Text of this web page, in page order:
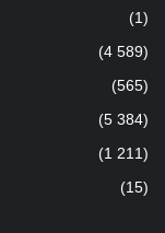
(1)
(4 589)
(565)
(5 384)
(1 211)
(15)